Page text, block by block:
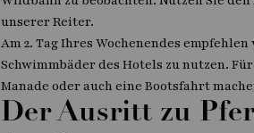
unserer Reiter.
Am 2. Tag Ihres Wochenendes
Schwimmbäder des Hotels zu nutzen.
Manade oder auch eine Bootsfahrt
Der Ausritt zu